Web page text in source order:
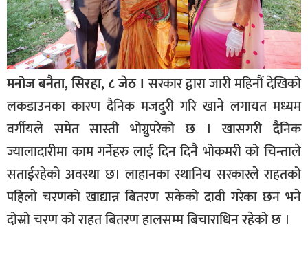
समाचार
राष्ट्रिय
अन्तराष्ट्रिय
अन्तरबार्ता
अर्थ
खेलकुद
मनोरञ्जन
फोटो
/
मनोज बनैता, सिरहा, ८ जेठ । सरकार द्वारा जारी महिनौं देखिको
लकडाउनका कारण दैनिक मजदुरी गरि खाने लगायत मध्यम
वर्गीयले समेत सास्ती भोग्नुपरेको छ । खासगरी दैनिक
ज्यालादारीमा काम गर्नेहरु लाई दिन दिनै भोकमरी को चिन्ताले
सताईरहेको अवस्था छ। लाहानका स्थानिय सरकारले राहतको
पहिलो चरणको खाद्यान्न बितरण सकेको दावी गरेका छन भने
दोस्रो चरण को राहत बितरण हालसम्म बिचाराधिन रहेको छ ।